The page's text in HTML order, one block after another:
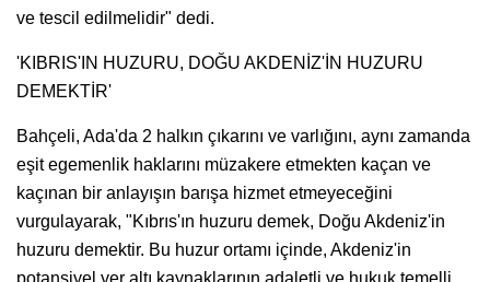
ve tescil edilmelidir" dedi.
'KIBRIS'IN HUZURU, DOĞU AKDENİZ'İN HUZURU
DEMEKTİR'
Bahçeli, Ada'da 2 halkın çıkarını ve varlığını, aynı zamanda
eşit egemenlik haklarını müzakere etmekten kaçan ve
kaçınan bir anlayışın barışa hizmet etmeyeceğini
vurgulayarak, "Kıbrıs'ın huzuru demek, Doğu Akdeniz'in
huzuru demektir. Bu huzur ortamı içinde, Akdeniz'in
potansiyel yer altı kaynaklarının adaletli ve hukuk temelli